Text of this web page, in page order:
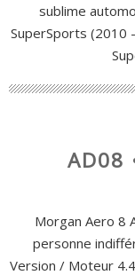
sublime
SuperSports (2010
AD08
Morgan Aero 8
personne
Version / Moteur